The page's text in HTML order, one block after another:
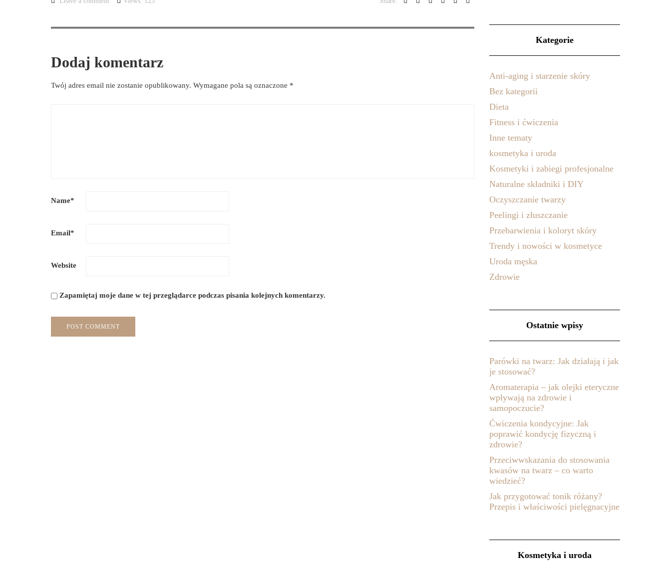
Dodaj komentarz
Twój adres email nie zostanie opublikowany. Wymagane pola są oznaczone *
Name*
Email*
Website
Zapamiętaj moje dane w tej przeglądarce podczas pisania kolejnych komentarzy.
Kategorie
Anti-aging i starzenie skóry
Bez kategorii
Dieta
Fitness i ćwiczenia
Inne tematy
kosmetyka i uroda
Kosmetyki i zabiegi profesjonalne
Naturalne składniki i DIY
Oczyszczanie twarzy
Peelingi i złuszczanie
Przebarwienia i koloryt skóry
Trendy i nowości w kosmetyce
Uroda męska
Zdrowie
Ostatnie wpisy
Parówki na twarz: Jak działają i jak
je stosować?
Aromaterapia – jak olejki eteryczne
wpływają na zdrowie i
samopoczucie?
Ćwiczenia kondycyjne: Jak
poprawić kondycję fizyczną i
zdrowie?
Przeciwwskazania do stosowania
kwasów na twarz – co warto
wiedzieć?
Jak przygotować tonik różany?
Przepis i właściwości pielęgnacyjne
Kosmetyka i uroda